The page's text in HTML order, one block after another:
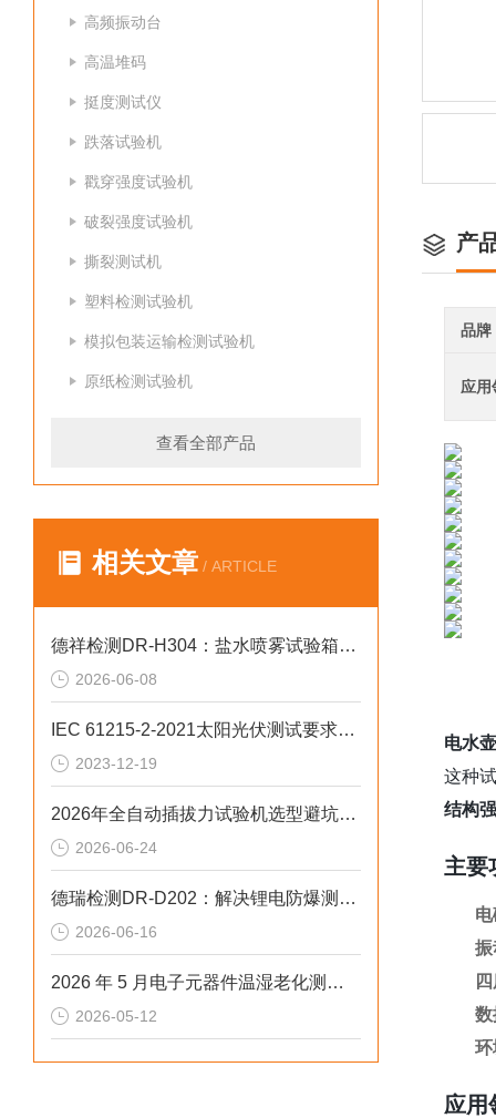
高频振动台
高温堆码
挺度测试仪
跌落试验机
戳穿强度试验机
破裂强度试验机
撕裂测试机
塑料检测试验机
模拟包装运输检测试验机
原纸检测试验机
查看全部产品
相关文章 / ARTICLE
德祥检测DR-H304：盐水喷雾试验箱偏差失效2026选型标准
2026-06-08
IEC 61215-2-2021太阳光伏测试要求解析
2023-12-19
2026年全自动插拔力试验机选型避坑：别让步进低配拖累检测精度与研发数据
2026-06-24
德瑞检测DR-D202：解决锂电防爆测试失效的2026选型标准
2026-06-16
2026 年 5 月电子元器件温湿老化测试可编程冷热冲击试验箱排行榜
2026-05-12
产
品牌
应用
电水
这种
结构
主要
振
数
环
应用